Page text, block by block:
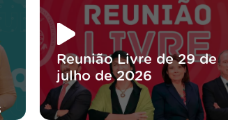
Reunião Livre de 29 de
julho de 2026